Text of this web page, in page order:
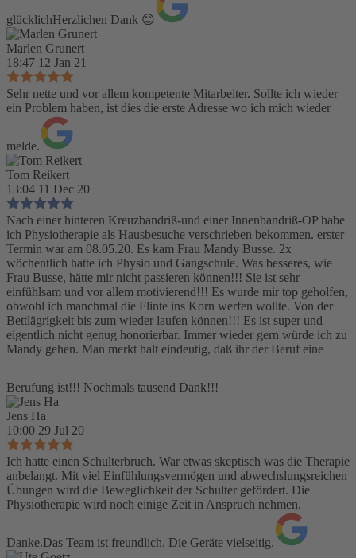
glücklichHerzlichen Dank 😊
Marlen Grunert
18:47 12 Jan 21
Sehr nette und vor allem kompetente Mitarbeiter. Sollte ich wieder
ein Problem haben, ist dies die erste Adresse wo ich mich wieder
melde.
Tom Reikert
13:04 11 Dec 20
Nach einer hinteren Kreuzbandriß-und einer Innenbandriß-OP habe
ich Physiotherapie als Hausbesuche verschrieben bekommen. erster
Termin war am 08.05.20. Es kam Frau Mandy Busse. 2x
wöchentlich hatte ich Physio und Gangschule. Was besseres, wie
Frau Busse, hätte mir nicht passieren können!!! Sie ist sehr
einfühlsam und vor allem motivierend!!! Es wurde mir top geholfen,
obwohl ich manchmal die Flinte ins Korn werfen wollte. Von der
Bettlägrigkeit bis zum wieder laufen können!!! Es ist super und
eigentlich nicht genug honorierbar. Immer wieder gern würde ich zu
Mandy gehen. Man merkt halt eindeutig, daß ihr der Beruf eine
Berufung ist!!! Nochmals tausend Dank!!!
Jens Ha
10:00 29 Jul 20
Ich hatte einen Schulterbruch. War etwas skeptisch was die Therapie
anbelangt. Mit viel Einfühlungsvermögen und abwechslungsreichen
Übungen wird die Beweglichkeit der Schulter gefördert. Die
Physiotherapie wird noch einige Zeit in Anspruch nehmen.
Danke.Das Team ist freundlich. Die Geräte vielseitig.